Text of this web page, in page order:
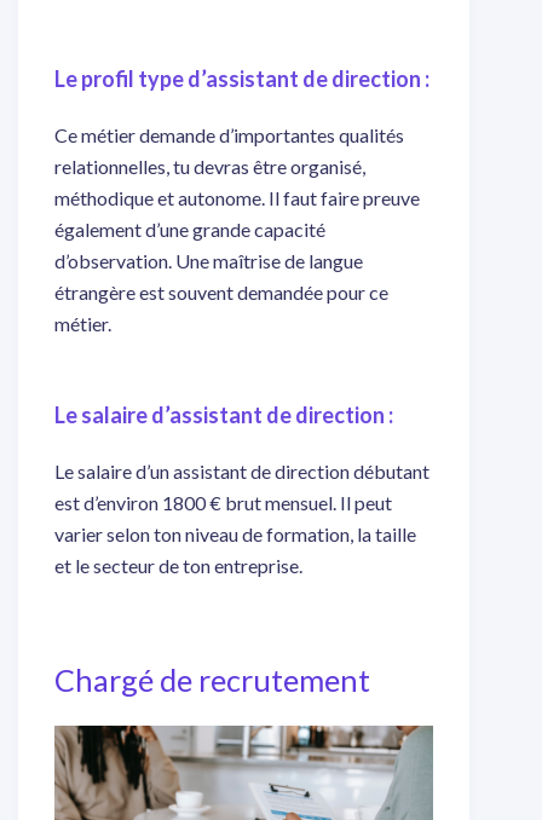
Le profil type d’assistant de direction :
Ce métier demande d’importantes qualités
relationnelles, tu devras être organisé,
méthodique et autonome. Il faut faire preuve
également d’une grande capacité
d’observation. Une maîtrise de langue
étrangère est souvent demandée pour ce
métier.
Le salaire d’assistant de direction :
Le salaire d’un assistant de direction débutant
est d’environ 1800 € brut mensuel. Il peut
varier selon ton niveau de formation, la taille
et le secteur de ton entreprise.
Chargé de recrutement